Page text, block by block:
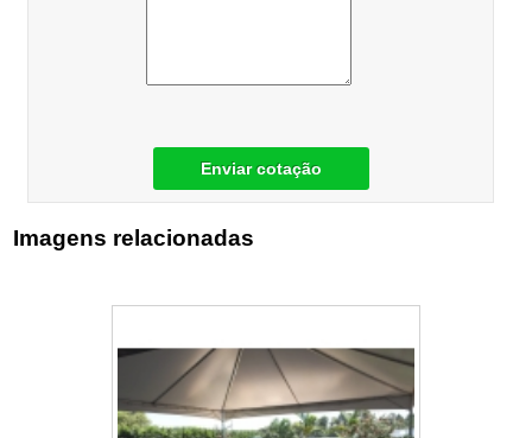
Enviar cotação
Imagens relacionadas